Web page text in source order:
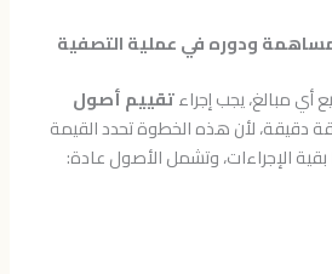
ودوره في عملية التصفية
أي مبالغ، يجب إجراءتقييم أصول
دقيقة، لأن هذه الخطوة تحدد القيمة
بقية الإجراءات، وتشمل الأصول عادة: